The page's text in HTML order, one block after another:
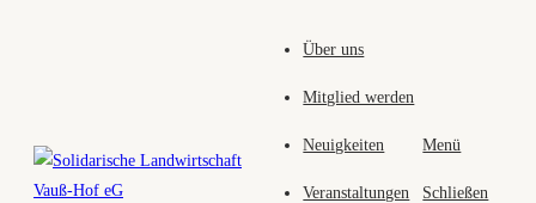
Über uns
Mitglied werden
Neuigkeiten
Veranstaltungen
Menü
Schließen